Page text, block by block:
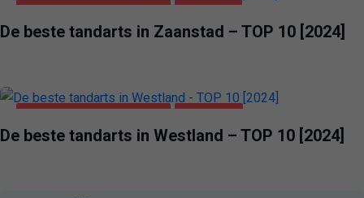
De beste tandarts in Zaanstad – TOP 10 [2024]
De beste tandarts in Westland – TOP 10 [2024]